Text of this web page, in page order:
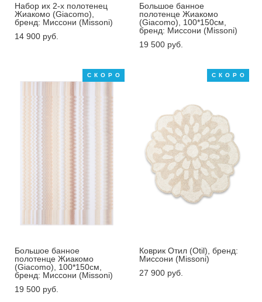
Набор их 2-х полотенец
Жиакомо (Giacomo),
бренд: Миссони (Missoni)
14 900 pуб.
Большое банное
полотенце Жиакомо
(Giacomo), 100*150см,
бренд: Миссони (Missoni)
19 500 pуб.
СКОРО
Большое банное
полотенце Жиакомо
(Giacomo), 100*150см,
бренд: Миссони (Missoni)
19 500 pуб.
СКОРО
Коврик Отил (Otil), бренд:
Миссони (Missoni)
27 900 pуб.